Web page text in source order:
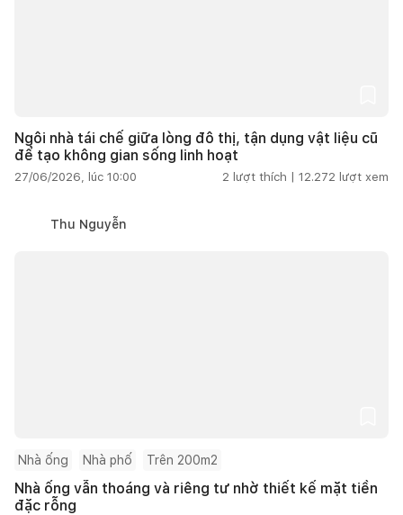
Ngôi nhà tái chế giữa lòng đô thị, tận dụng vật liệu cũ
để tạo không gian sống linh hoạt
27/06/2026, lúc 10:00 2 lượt thích | 12.272 lượt xem
Thu Nguyễn
Nhà ống Nhà phố Trên 200m2
Nhà ống vẫn thoáng và riêng tư nhờ thiết kế mặt tiền
đặc rỗng